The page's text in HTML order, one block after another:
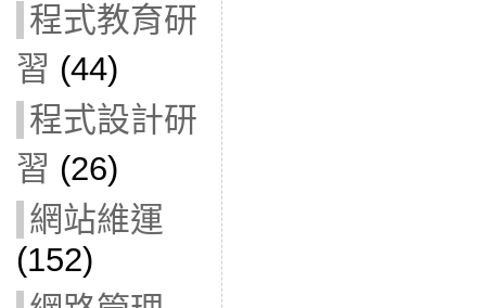
程式教育研
習 (44)
程式設計研
習 (26)
網站維運
(152)